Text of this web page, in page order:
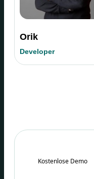
Orik
Developer
Kostenlose Demo